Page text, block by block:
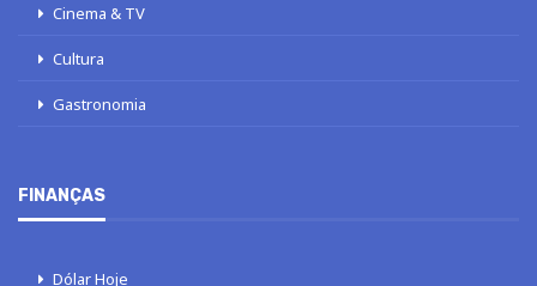
Cinema & TV
Cultura
Gastronomia
FINANÇAS
Dólar Hoje